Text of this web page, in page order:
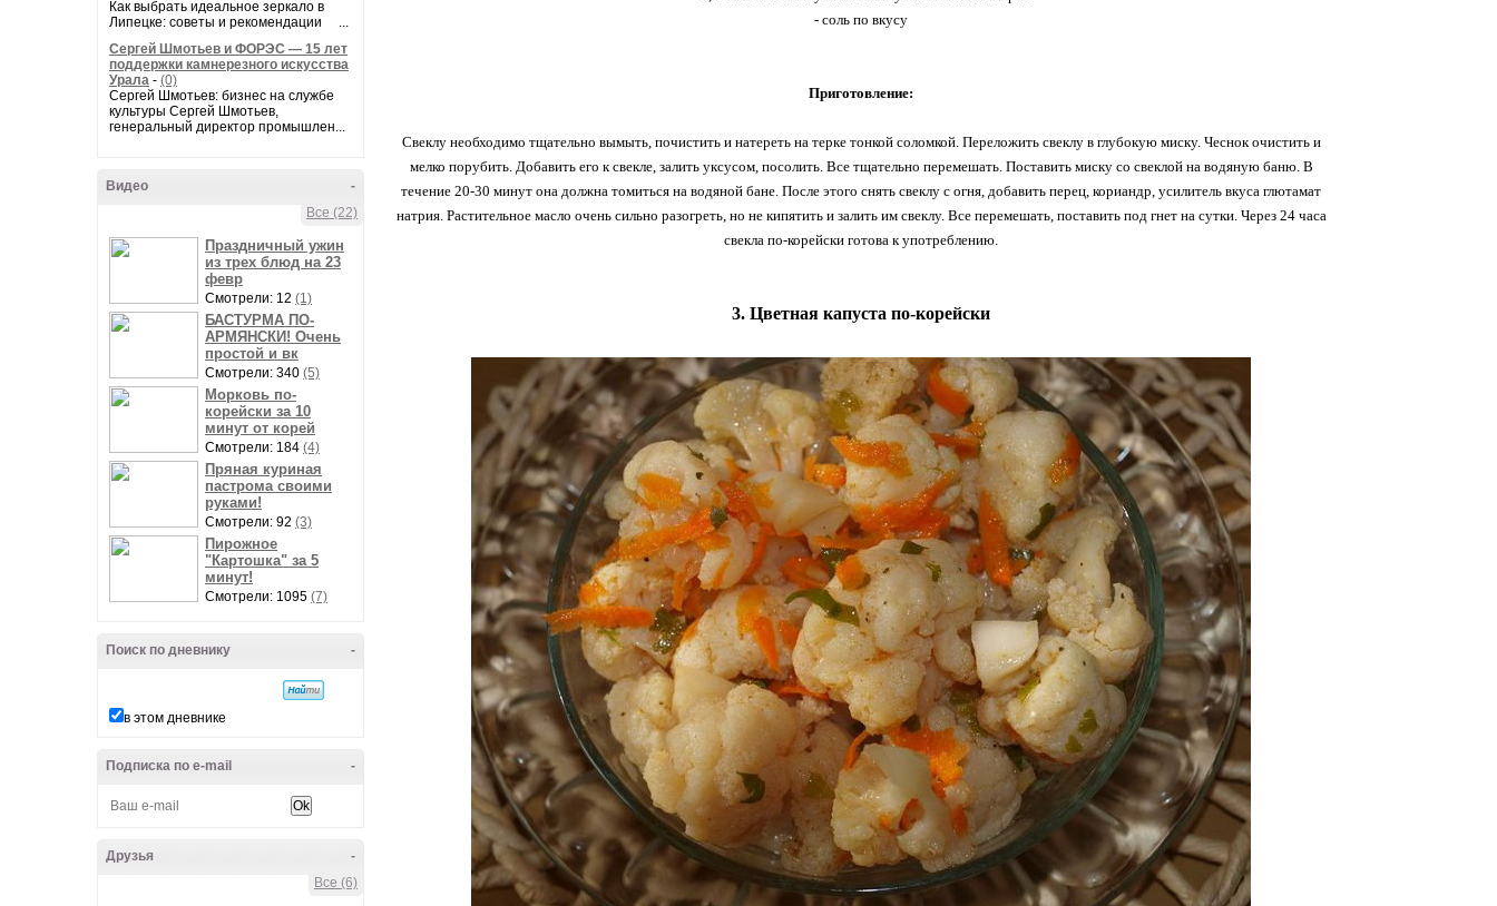
Как выбрать идеальное зеркало в
Липецке: советы и рекомендации ...
Сергей Шмотьев и ФОРЭС — 15 лет
поддержки камнерезного искусства
Урала - (0)
Сергей Шмотьев: бизнес на службе
культуры Сергей Шмотьев,
генеральный директор промышлен...
-
Видео
Все (22)
Праздничный ужин
из трех блюд на 23
февр
Смотрели: 12 (1)
БАСТУРМА ПО-
АРМЯНСКИ! Очень
простой и вк
Смотрели: 340 (5)
Морковь по-
корейски за 10
минут от корей
Смотрели: 184 (4)
Пряная куриная
пастрома своими
руками!
Смотрели: 92 (3)
Пирожное
"Картошка" за 5
минут!
Смотрели: 1095 (7)
-
Поиск по дневнику
в этом дневнике
-
Подписка по e-mail
-
Друзья
Все (6)
- соль по вкусу
Приготовление:
Свеклу необходимо тщательно вымыть, почистить и натереть на терке тонкой соломкой. Переложить свеклу в глубокую миску. Чеснок очистить и
мелко порубить. Добавить его к свекле, залить уксусом, посолить. Все тщательно перемешать. Поставить миску со свеклой на водяную баню. В
течение 20-30 минут она должна томиться на водяной бане. После этого снять свеклу с огня, добавить перец, кориандр, усилитель вкуса глютамат
натрия. Растительное масло очень сильно разогреть, но не кипятить и залить им свеклу. Все перемешать, поставить под гнет на сутки. Через 24 часа
свекла по-корейски готова к употреблению.
3. Цветная капуста по-корейски